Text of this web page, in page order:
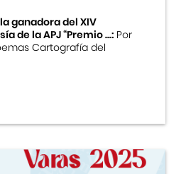
ganadora del XIV
de la APJ “Premio ...:Por
Cartografía del